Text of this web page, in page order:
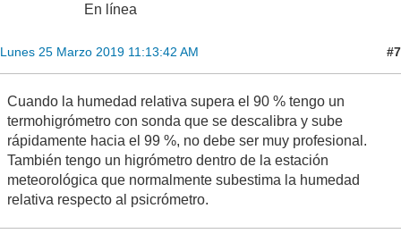
En línea
Lunes 25 Marzo 2019 11:13:42 AM #7
Cuando la humedad relativa supera el 90 % tengo un
termohigrómetro con sonda que se descalibra y sube
rápidamente hacia el 99 %, no debe ser muy profesional.
También tengo un higrómetro dentro de la estación
meteorológica que normalmente subestima la humedad
relativa respecto al psicrómetro.